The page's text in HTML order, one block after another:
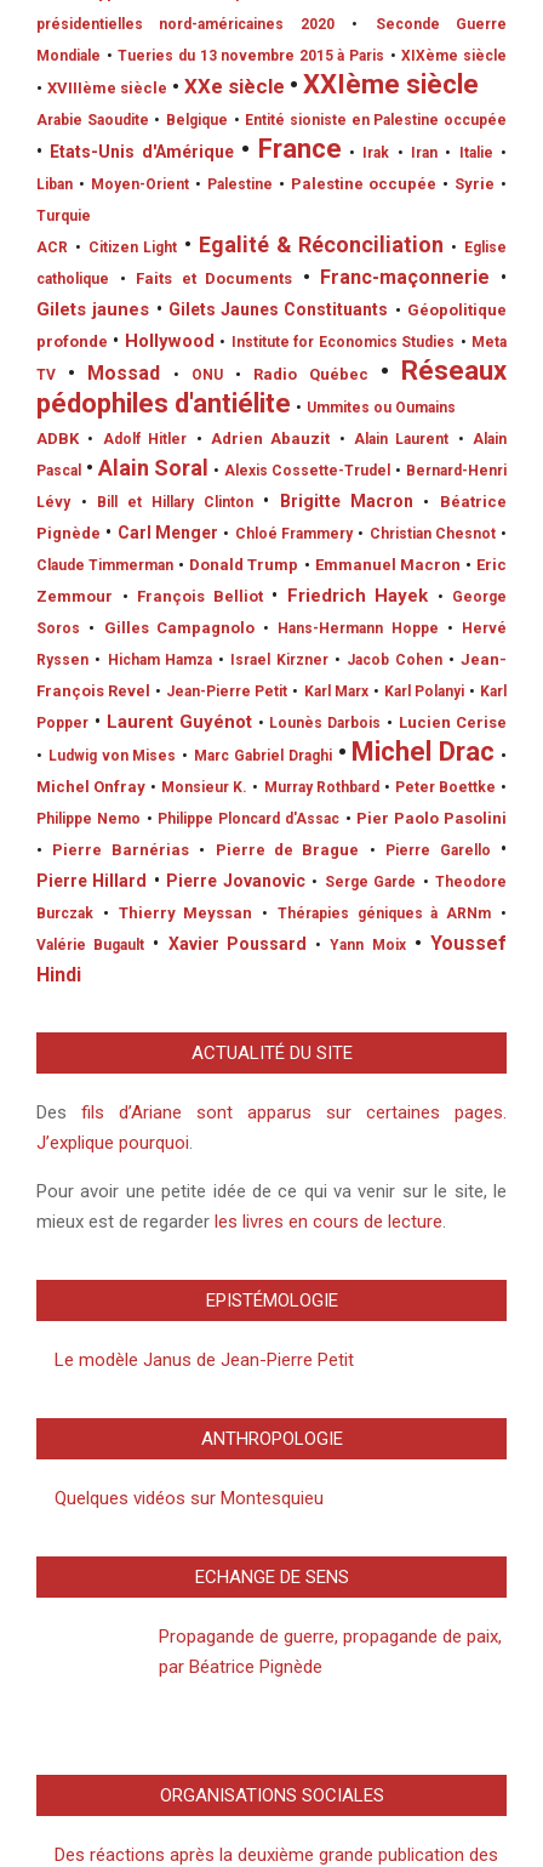
présidentielles nord-américaines 2020
•
Seconde Guerre
Mondiale • Tueries du 13 novembre 2015 à Paris • XIXème siècle
• XVIIIème siècle • XXe siècle • XXIème siècle
Arabie Saoudite • Belgique • Entité sioniste en Palestine occupée
• Etats-Unis d'Amérique • France • Irak • Iran • Italie •
Liban • Moyen-Orient • Palestine • Palestine occupée • Syrie •
Turquie
ACR • Citizen Light • Egalité & Réconciliation •
Eglise
catholique
• Faits et Documents • Franc-maçonnerie
•
Gilets jaunes • Gilets Jaunes Constituants • Géopolitique
profonde • Hollywood • Institute for Economics Studies • Meta
TV
• Mossad • ONU • Radio Québec • Réseaux
pédophiles d'antiélite • Ummites ou Oumains
ADBK • Adolf Hitler • Adrien Abauzit • Alain Laurent • Alain
Pascal • Alain Soral • Alexis Cossette-Trudel • Bernard-Henri
Lévy
• Bill et Hillary Clinton • Brigitte Macron •
Béatrice
Pignède • Carl Menger • Chloé Frammery • Christian Chesnot •
Claude Timmerman • Donald Trump • Emmanuel Macron • Eric
Zemmour
• François Belliot • Friedrich Hayek •
George
Soros
• Gilles Campagnolo • Hans-Hermann Hoppe •
Hervé
Ryssen • Hicham Hamza • Israel Kirzner • Jacob Cohen • Jean-
François Revel
• Jean-Pierre Petit • Karl Marx • Karl Polanyi • Karl
Popper • Laurent Guyénot • Lounès Darbois • Lucien Cerise
• Ludwig von Mises • Marc Gabriel Draghi • Michel Drac •
Michel Onfray • Monsieur K. • Murray Rothbard • Peter Boettke •
Philippe Nemo • Philippe Ploncard d'Assac • Pier Paolo Pasolini
•
Pierre Barnérias • Pierre de Brague • Pierre Garello
•
Pierre Hillard
• Pierre Jovanovic • Serge Garde • Theodore
Burczak
• Thierry Meyssan • Thérapies géniques à ARNm
•
Valérie Bugault • Xavier Poussard • Yann Moix • Youssef
Hindi
ACTUALITÉ DU SITE
Des fils d’Ariane sont apparus sur certaines pages.
J’explique pourquoi.
Pour avoir une petite idée de ce qui va venir sur le site, le
mieux est de regarder les livres en cours de lecture.
EPISTÉMOLOGIE
Le modèle Janus de Jean-Pierre Petit
ANTHROPOLOGIE
Quelques vidéos sur Montesquieu
ECHANGE DE SENS
Propagande de guerre, propagande de paix,
par Béatrice Pignède
ORGANISATIONS SOCIALES
Des réactions après la deuxième grande publication des